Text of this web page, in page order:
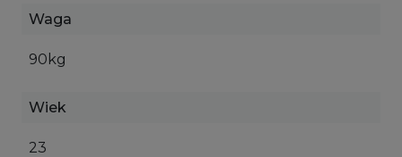
Waga
90kg
Wiek
23